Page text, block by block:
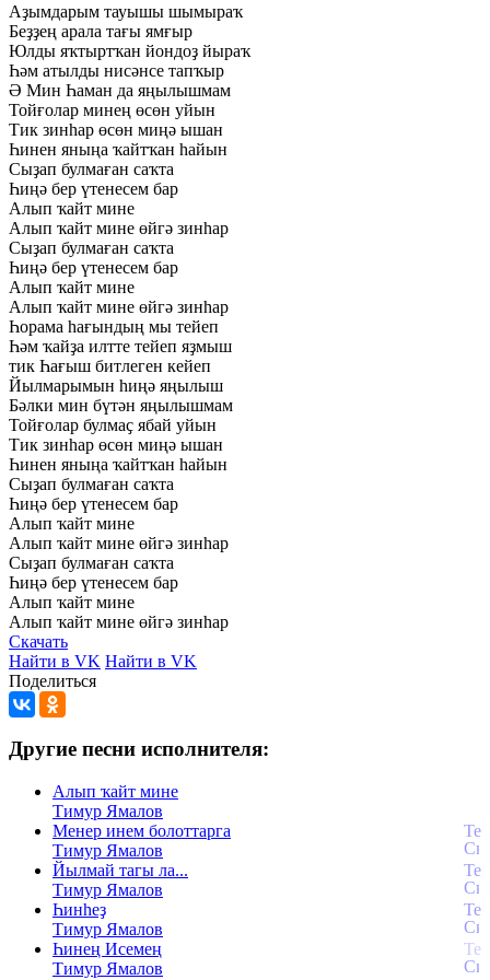
Аҙымдарым тауышы шымыраҡ
Беҙҙең арала тағы ямғыр
Юлды яҡтыртҡан йондоҙ йыраҡ
Һәм атылды нисәнсе тапҡыр
Ә Мин Һаман да яңылышмам
Тойғолар минең өсөн уйын
Тик зинһар өсөн миңә ышан
Һинен яныңа ҡайтҡан һайын
Сыҙап булмаған саҡта
Һиңә бер үтенесем бар
Алып ҡайт мине
Алып ҡайт мине өйгә зинһар
Сыҙап булмаған саҡта
Һиңә бер үтенесем бар
Алып ҡайт мине
Алып ҡайт мине өйгә зинһар
Һорама һағындың мы тейеп
Һәм ҡайҙа илтте тейеп яҙмыш
тик Һағыш битлеген кейеп
Йылмарымын һиңә яңылыш
Бәлки мин бүтән яңылышмам
Тойғолар булмаҫ ябай уйын
Тик зинһар өсөн миңә ышан
Һинен яныңа ҡайтҡан һайын
Сыҙап булмаған саҡта
Һиңә бер үтенесем бар
Алып ҡайт мине
Алып ҡайт мине өйгә зинһар
Сыҙап булмаған саҡта
Һиңә бер үтенесем бар
Алып ҡайт мине
Алып ҡайт мине өйгә зинһар
Скачать
Найти в VK Найти в VK
Поделиться
Другие песни исполнителя:
Алып ҡайт мине
Тимур Ямалов
Менер инем болоттарга
Тимур Ямалов
Йылмай тагы ла...
Тимур Ямалов
Һинһеҙ
Тимур Ямалов
Һинең Исемең
Тимур Ямалов